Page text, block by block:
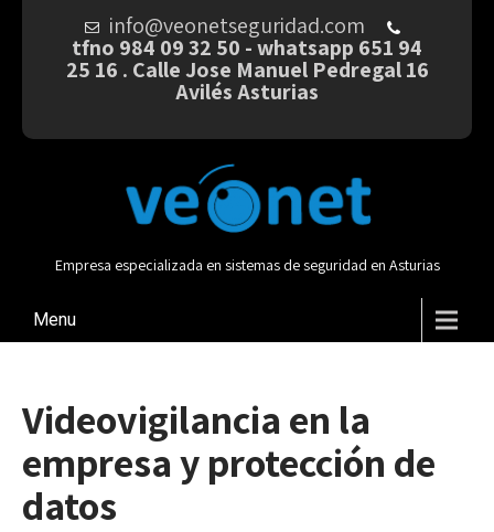
info@veonetseguridad.com
tfno 984 09 32 50 - whatsapp 651 94
25 16 . Calle Jose Manuel Pedregal 16
Avilés Asturias
Empresa especializada en sistemas de seguridad en Asturias
Menu
Videovigilancia en la
empresa y protección de
datos